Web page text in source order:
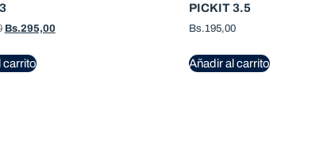
Bs.295,00
carrito
PICKIT 3.5
Bs.195,00
Añadir al carrito